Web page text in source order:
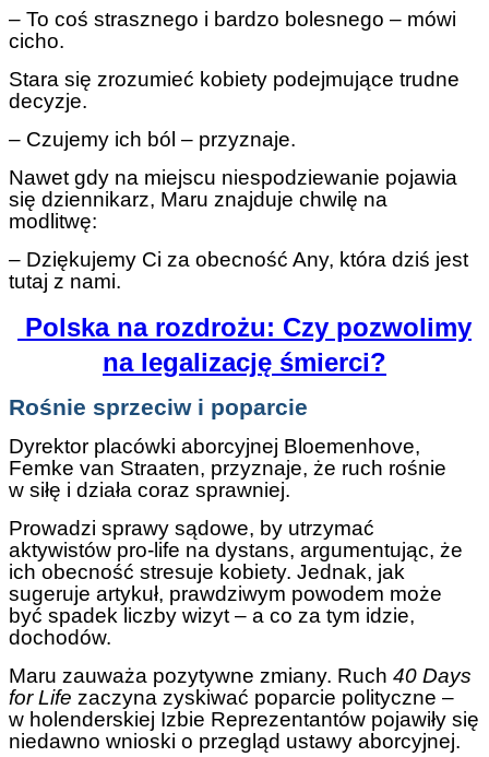
– To coś strasznego i bardzo bolesnego – mówi
cicho.
Stara się zrozumieć kobiety podejmujące trudne
decyzje.
– Czujemy ich ból – przyznaje.
Nawet gdy na miejscu niespodziewanie pojawia
się dziennikarz, Maru znajduje chwilę na
modlitwę:
– Dziękujemy Ci za obecność Any, która dziś jest
tutaj z nami.
Polska na rozdrożu: Czy pozwolimy
na legalizację śmierci?
Rośnie sprzeciw i poparcie
Dyrektor placówki aborcyjnej Bloemenhove,
Femke van Straaten, przyznaje, że ruch rośnie
w siłę i działa coraz sprawniej.
Prowadzi sprawy sądowe, by utrzymać
aktywistów pro-life na dystans, argumentując, że
ich obecność stresuje kobiety. Jednak, jak
sugeruje artykuł, prawdziwym powodem może
być spadek liczby wizyt – a co za tym idzie,
dochodów.
Maru zauważa pozytywne zmiany. Ruch 40 Days
for Life zaczyna zyskiwać poparcie polityczne –
w holenderskiej Izbie Reprezentantów pojawiły się
niedawno wnioski o przegląd ustawy aborcyjnej.